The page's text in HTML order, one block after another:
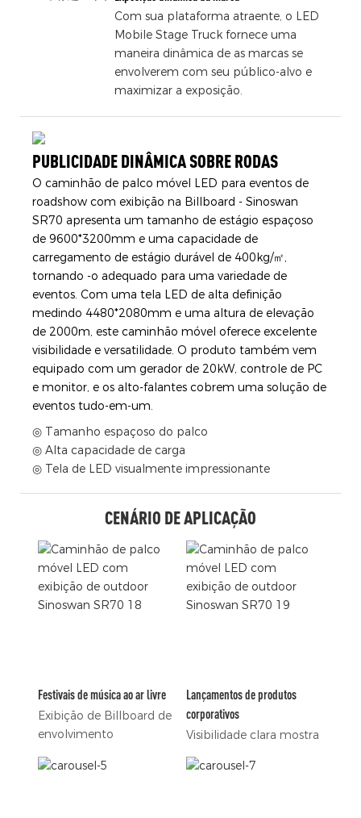
Com sua plataforma atraente, o LED
Mobile Stage Truck fornece uma
maneira dinâmica de as marcas se
envolverem com seu público-alvo e
maximizar a exposição.
PUBLICIDADE DINÂMICA SOBRE RODAS
O caminhão de palco móvel LED para eventos de
roadshow com exibição na Billboard - Sinoswan
SR70 apresenta um tamanho de estágio espaçoso
de 9600*3200mm e uma capacidade de
carregamento de estágio durável de 400kg/㎡,
tornando -o adequado para uma variedade de
eventos. Com uma tela LED de alta definição
medindo 4480*2080mm e uma altura de elevação
de 2000m, este caminhão móvel oferece excelente
visibilidade e versatilidade. O produto também vem
equipado com um gerador de 20kW, controle de PC
e monitor, e os alto-falantes cobrem uma solução de
eventos tudo-em-um.
◎ Tamanho espaçoso do palco
◎ Alta capacidade de carga
◎ Tela de LED visualmente impressionante
CENÁRIO DE APLICAÇÃO
Festivais de música ao ar livre
Exibição de Billboard de
envolvimento
Lançamentos de produtos
corporativos
Visibilidade clara mostra